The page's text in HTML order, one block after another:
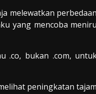
melewatkan perbedaan
yang mencoba meniru
.co, bukan .com,
peningkatan tajam